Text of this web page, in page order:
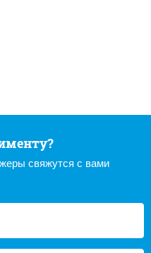
свяжутся с вами